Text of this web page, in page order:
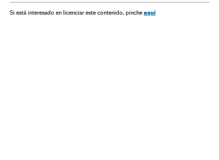
Si está interesado en licenciar este contenido, pinche aquí